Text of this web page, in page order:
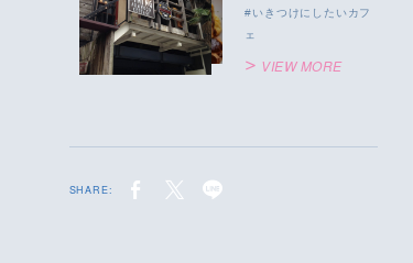
いきつけにしたいカフ
ェ
VIEW MORE
SHARE: